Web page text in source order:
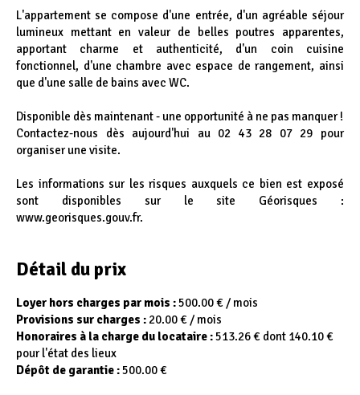
L'appartement se compose d'une entrée, d'un agréable séjour
lumineux mettant en valeur de belles poutres apparentes,
apportant charme et authenticité, d'un coin cuisine
fonctionnel, d'une chambre avec espace de rangement, ainsi
que d'une salle de bains avec WC.
Disponible dès maintenant - une opportunité à ne pas manquer !
Contactez-nous dès aujourd'hui au 02 43 28 07 29 pour
organiser une visite.
Les informations sur les risques auxquels ce bien est exposé
sont disponibles sur le site Géorisques :
www.georisques.gouv.fr.
Détail du prix
Loyer hors charges par mois :500.00 € / mois
Provisions sur charges : 20.00 € / mois
Honoraires à la charge du locataire :513.26 € dont 140.10 €
pour l'état des lieux
Dépôt de garantie :500.00 €